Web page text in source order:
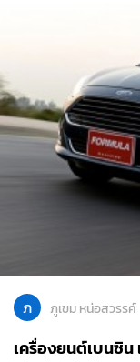
ภ ภูเขม หน่อสวรรค์
เครื่องยนต์เบนซิน